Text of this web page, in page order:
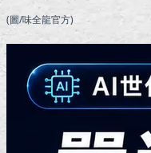
(圖/味全龍官方)